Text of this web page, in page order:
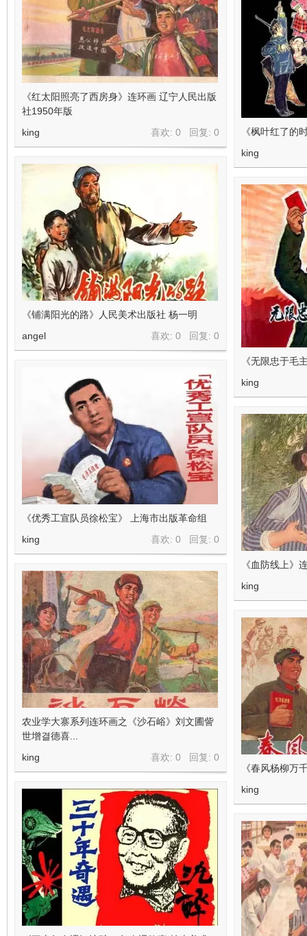
《红太阳照亮了西房身》连环画 辽宁人民出版
社1950年版
喜欢: 0 回复: 0
king
《枫叶红了的
king
《铺满阳光的路》人民美术出版社 杨一明
喜欢: 0 回复: 0
angel
《无限忠于毛
king
《优秀工宣队员徐松宝》 上海市出版革命组
喜欢: 0 回复: 0
king
《血防线上》
king
农业学大寨系列连环画之《沙石峪》刘文圃訾
世增결德喜...
喜欢: 0 回复: 0
king
《春风杨柳万
king